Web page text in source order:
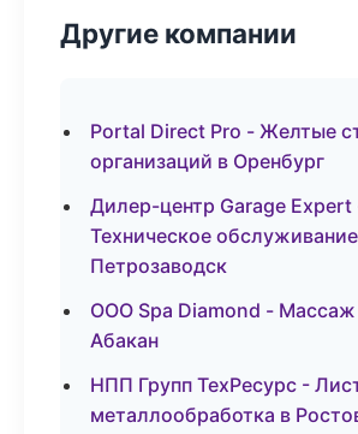
Другие компании
Portal Direct Pro - Желтые
организаций в Оренбург
Дилер-центр Garage Expert
Техническое
Петрозаводск
ООО Spa Diamond - Массаж
Абакан
НПП Групп ТехРесурс -
металлообработка в